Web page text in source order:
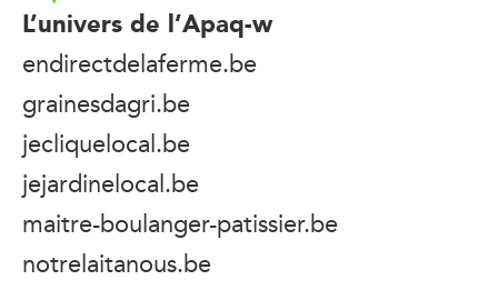
L’univers de l’Apaq-w
endirectdelaferme.be
grainesdagri.be
jecliquelocal.be
jejardinelocal.be
maitre-boulanger-patissier.be
notrelaitanous.be